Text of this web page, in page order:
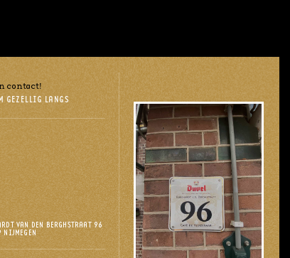
contact!
GEZELLIG LANGS
VAN DEN BERGHSTRAAT 96